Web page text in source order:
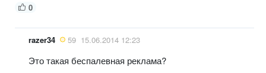
0
razer34 59 15.06.2014 12:23
Это такая беспалевная реклама?